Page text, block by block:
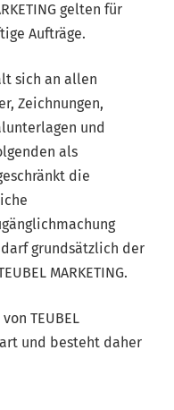
gelten für
Aufträge.
sich an allen
Zeichnungen,
und
als
die
grundsätzlich der
MARKETING.
TEUBEL
und besteht daher